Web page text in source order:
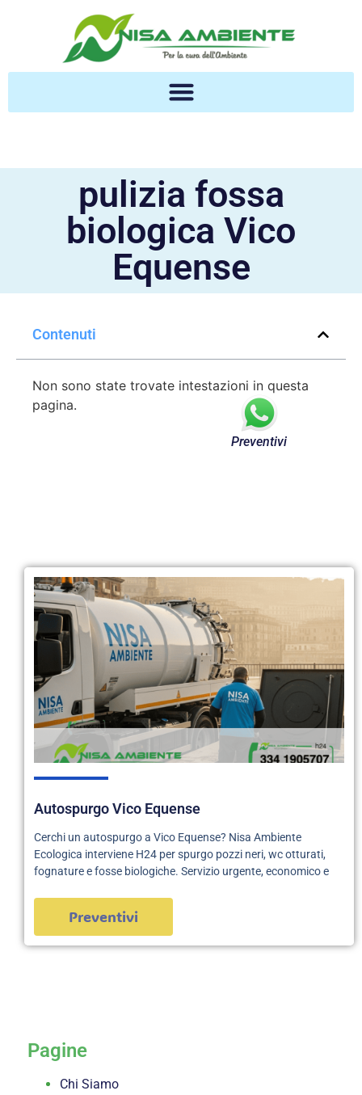
pulizia fossa
biologica Vico
Equense
Contenuti
Non sono state trovate intestazioni in questa
pagina.
Autospurgo Vico Equense
Cerchi un autospurgo a Vico Equense? Nisa Ambiente
Ecologica interviene H24 per spurgo pozzi neri, wc otturati,
fognature e fosse biologiche. Servizio urgente, economico e
Preventivi
Pagine
Chi Siamo
Preventivi